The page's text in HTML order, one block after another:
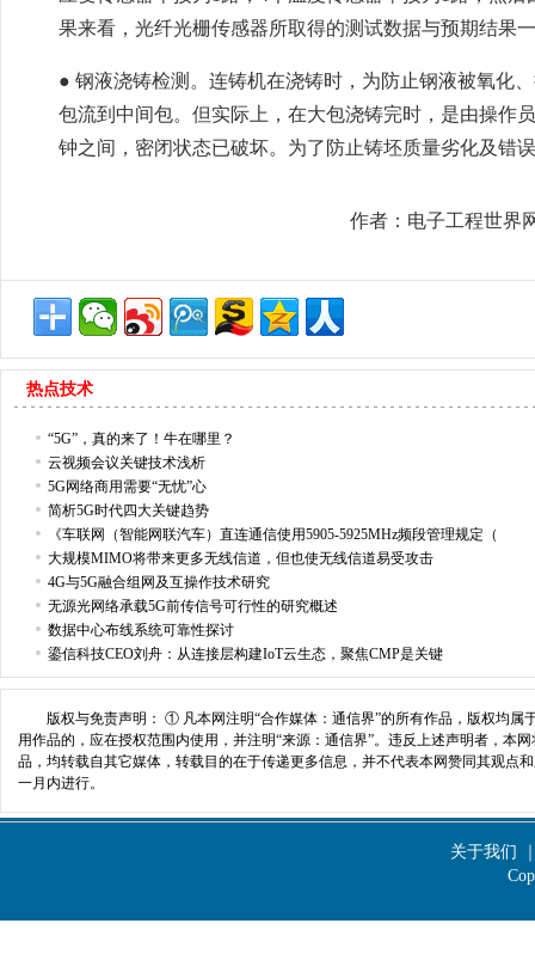
果来看，光纤光栅传感器所取得的测试数据与预期结果
● 钢液浇铸检测。连铸机在浇铸时，为防止钢液被氧化
包流到中间包。但实际上，在大包浇铸完时，是由操作
钟之间，密闭状态已破坏。为了防止铸坯质量劣化及错
作者：电子工程世
热点技术
“5G”，真的来了！牛在哪里？
云视频会议关键技术浅析
5G网络商用需要“无忧”心
简析5G时代四大关键趋势
《车联网（智能网联汽车）直连通信使用5905-5925MHz频段管理规定（
大规模MIMO将带来更多无线信道，但也使无线信道易受攻击
4G与5G融合组网及互操作技术研究
无源光网络承载5G前传信号可行性的研究概述
数据中心布线系统可靠性探讨
鎏信科技CEO刘舟：从连接层构建IoT云生态，聚焦CMP是关键
版权与免责声明： ① 凡本网注明“合作媒体：通信界”的所有作品，版权均属
用作品的，应在授权范围内使用，并注明“来源：通信界”。违反上述声明者，
品，均转载自其它媒体，转载目的在于传递更多信息，并不代表本网赞同其观
一月内进行。